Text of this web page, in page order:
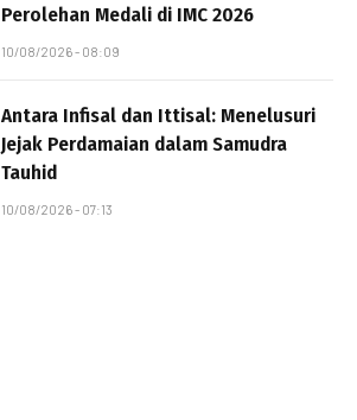
Perolehan Medali di IMC 2026
10/08/2026 - 08:09
Antara Infisal dan Ittisal: Menelusuri
Jejak Perdamaian dalam Samudra
Tauhid
10/08/2026 - 07:13